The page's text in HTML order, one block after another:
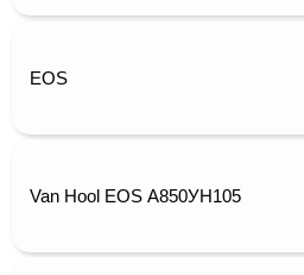
EOS
Van Hool EOS А850УН105